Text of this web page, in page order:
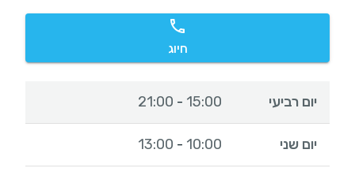
חיוג
יום רביעי 15:00
-
21:00
יום שני 10:00
-
13:00